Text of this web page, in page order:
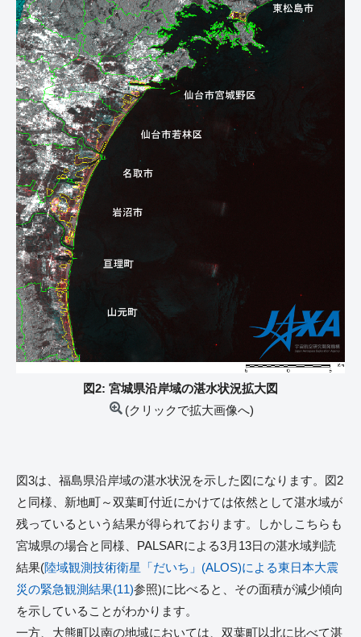
図2: 宮城県沿岸域の湛水状況拡大図
(クリックで拡大画像へ)
図3は、福島県沿岸域の湛水状況を示した図になります。図2
と同様、新地町～双葉町付近にかけては依然として湛水域が
残っているという結果が得られております。しかしこちらも
宮城県の場合と同様、PALSARによる3月13日の湛水域判読
結果(陸域観測技術衛星「だいち」(ALOS)による東日本大震
災の緊急観測結果(11)参照)に比べると、その面積が減少傾向
を示していることがわかります。
一方、大熊町以南の地域においては、双葉町以北に比べて湛